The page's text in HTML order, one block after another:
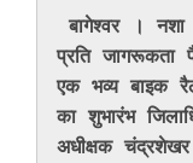
बागेश्वर । नशा मुक्ति अभियान और सड़क सुरक्षा के
प्रति
एक भव्य बाइक
का शुभारंभ
अधीक्षक